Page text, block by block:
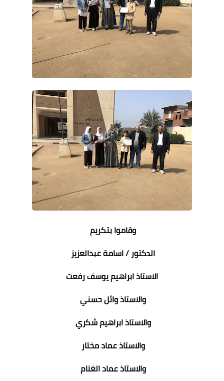
وقاموا بتكريم
الدكتور / اسامة عبدالعزيز
الاستاذ ابراهيم يوسف رفعت
والاستاذ وائل حسني
والاستاذ ابراهيم شكري
والاستاذ عماد مختار
والاستاذ عماد الغنام